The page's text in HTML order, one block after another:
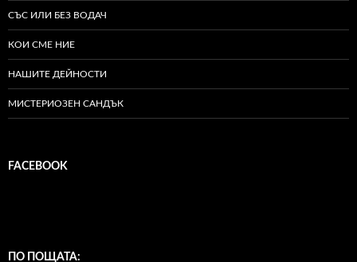
СЪС ИЛИ БЕЗ ВОДАЧ
КОИ СМЕ НИЕ
НАШИТЕ ДЕЙНОСТИ
МИСТЕРИОЗЕН САНДЪК
FACEBOOK
ПО ПОЩАТА: